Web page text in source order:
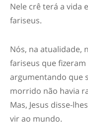
Nele crê terá a vida
fariseus.
Nós, na atualidade,
fariseus que fizeram
argumentando que
morrido não havia
Mas, Jesus disse-
vir ao mundo.